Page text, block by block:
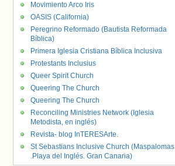
Movimiento Arco Iris
OASIS (California)
Peregrino Reformado (Bautista Reformada
Bíblica)
Primera Iglesia Cristiana Bíblica Inclusiva
Protestants Inclusius
Queer Spirit Church
Queering The Church
Queering The Church
Reconciling Ministries Network (Iglesia
Metodista, en inglés)
Revista- blog InTERESArte.
St Sebastians Inclusive Church (Maspalomas
.Playa del Inglés. Gran Canaria)